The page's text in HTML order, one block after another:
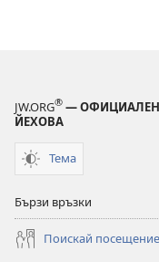
JW.ORG® — ОФИЦИАЛЕН
ЙЕХОВА
Тема
Бързи връзки
Поискай посещение